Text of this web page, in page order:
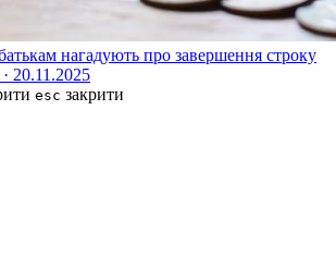
нагадують про завершення строку
· 20.11.2025
esc закрити